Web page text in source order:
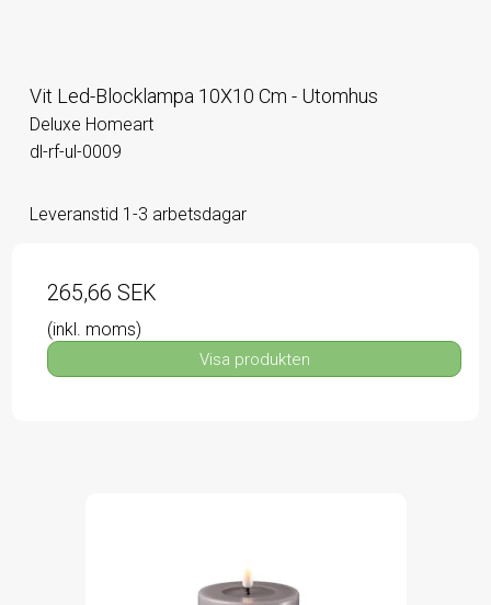
Vit Led-Blocklampa 10X10 Cm - Utomhus
Deluxe Homeart
dl-rf-ul-0009
Leveranstid 1-3 arbetsdagar
265,66 SEK
(inkl. moms)
Visa produkten